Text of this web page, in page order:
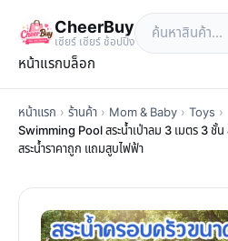
CheerBuy
เซียร์ เซียร์ ช้อปปิ้ง
หน้าแรกบล็อก
หน้าแรก › ร้านค้า › Mom & Baby › Toys ›
Swimming Pool สระน้ำเป่าลม 3 เมตร 3 ชั้
สระน้ำราคาถูก แถมสูบไฟฟ้า